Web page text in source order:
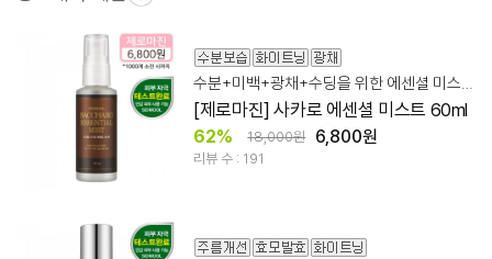
수분+미백+광채+수딩을 위한 에센셜 미스트
[제로마진] 사카로 에센셜 미스트 60ml
62% 18,000원 6,800원
리뷰 수 : 191